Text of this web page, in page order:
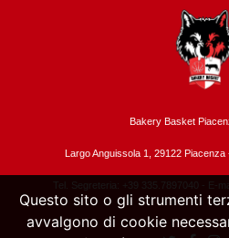
Bakery Basket
Largo Anguissola 1, 29122 Piacenza
Tel. Segreteria: +39 335.7897040 - E-
Questo sito o gli strumenti
avvalgono di cookie